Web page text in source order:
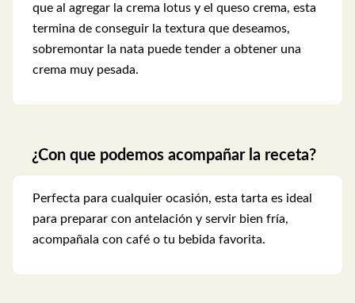
que al agregar la crema lotus y el queso crema, esta
termina de conseguir la textura que deseamos,
sobremontar la nata puede tender a obtener una
crema muy pesada.
¿Con que podemos acompañar la receta?
Perfecta para cualquier ocasión, esta tarta es ideal
para preparar con antelación y servir bien fría,
acompañala con café o tu bebida favorita.